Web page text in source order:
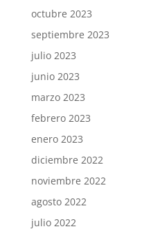
octubre 2023
septiembre 2023
julio 2023
junio 2023
marzo 2023
febrero 2023
enero 2023
diciembre 2022
noviembre 2022
agosto 2022
julio 2022